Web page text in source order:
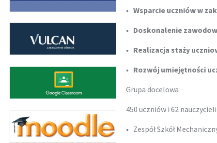
• Wsparcie uczniów w
• Doskonalenie
• Realizacja staży
• Rozwój umiejętności
Grupa docelowa
450 uczniów i 62
• Zespół Szkół